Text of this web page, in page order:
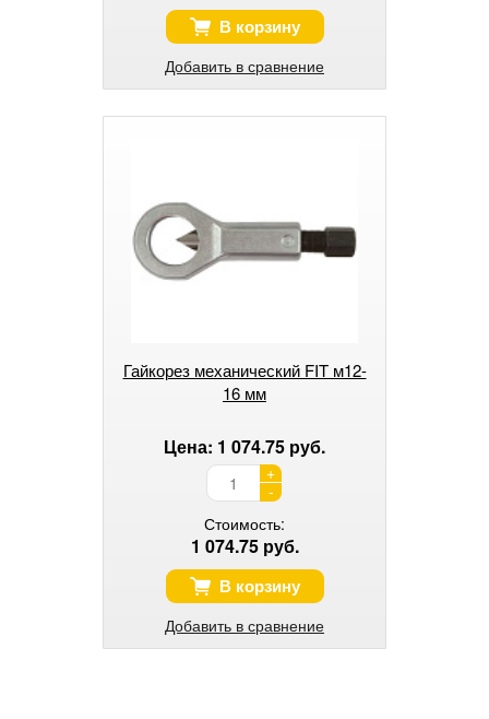
В корзину
Добавить в сравнение
Гайкорез механический FIT м12-
16 мм
Цена: 1 074.75 руб.
+
-
Стоимость:
1 074.75 руб.
В корзину
Добавить в сравнение